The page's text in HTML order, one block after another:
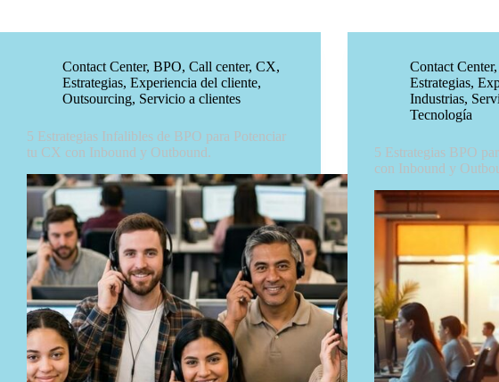
Contact Center, BPO, Call center, CX,
Estrategias, Experiencia del cliente,
Outsourcing, Servicio a clientes
5 Estrategias Infalibles de BPO para Potenciar
tu CX con Inbound y Outbound.
Contact Center,
Estrategias,
Industrias,
Tecnología
5 Estrategias BPO
con Inbound y